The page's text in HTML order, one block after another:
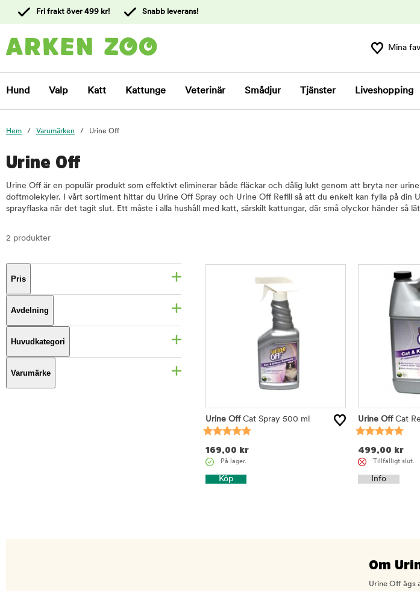
kundtjänst
Fri frakt över 499 kr! Snabb leverans!
Mina
Hund Valp Katt Kattunge Veterinär Smådjur Tjänster Liveshopping
Hem Varumärken Urine Off
Urine Off
Urine Off är en populär produkt som effektivt eliminerar både fläckar och dålig lukt genom att bryta ner
doftmolekyler. I vårt sortiment hittar du Urine Off Spray och Urine Off Refill så att du enkelt kan fylla på din
sprayflaska när det tagit slut. Ett måste i alla hushåll med katt, särskilt kattungar, där små olyckor händer så
2 produkter
Pris
Avdelning
Huvudkategori
Varumärke
Urine OffCat Spray 500 ml
169,00 kr
På lager.
Köp
Urine OffCat
499,00 kr
Tillfälligt slut.
Info
Om
Urine Off ägs